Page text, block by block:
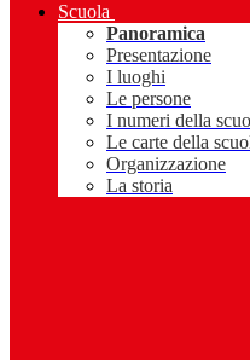
Scuola
Panoramica
Presentazione
I luoghi
Le persone
I numeri della
Le carte della
Organizzazione
La storia